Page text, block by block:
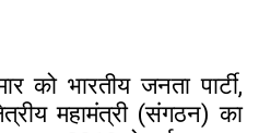
भारतीय जनता पार्टी,
महामंत्री (संगठन) का